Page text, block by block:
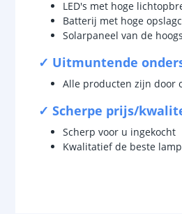
LED's met hoge
Batterij met hoge
Solarpaneel van de
✓ Uitmuntende
Alle producten zijn door
✓ Scherpe prijs/
Scherp voor u ingekocht
Kwalitatief de beste